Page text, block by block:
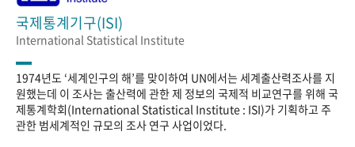
국제통계기구(ISI)
International Statistical Institute
1974년도 ‘세계인구의 해’를 맞이하여 UN에서는 세계출산력조사를 지
원했는데 이 조사는 출산력에 관한 제 정보의 국제적 비교연구를 위해 국
제통계학회(International Statistical Institute : ISI)가 기획하고 주
관한 범세계적인 규모의 조사 연구 사업이었다.